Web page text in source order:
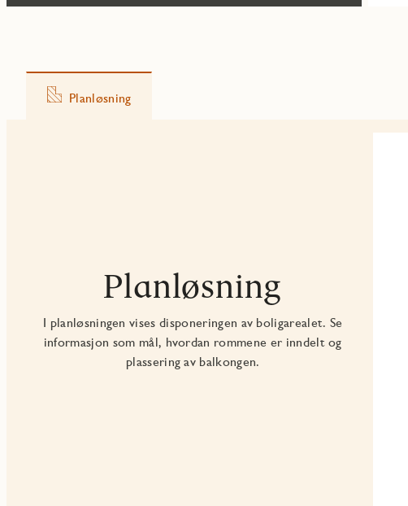
Planløsning
Planløsning
I planløsningen vises disponeringen av boligarealet. Se
informasjon som mål, hvordan rommene er inndelt og
plassering av balkongen.